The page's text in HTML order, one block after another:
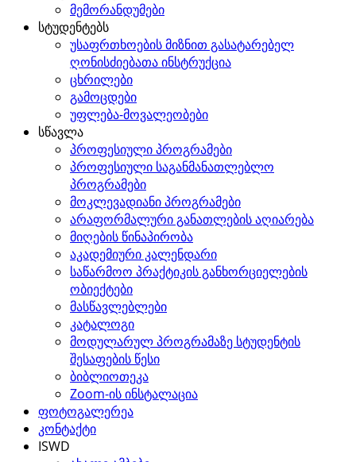
მემორანდუმები
სტუდენტებს
უსაფრთხოების მიზნით გასატარებელ
ღონისძიებათა ინსტრუქცია
ცხრილები
გამოცდები
უფლება-მოვალეობები
სწავლა
პროფესიული პროგრამები
პროფესიული საგანმანათლებლო
პროგრამები
მოკლევადიანი პროგრამები
არაფორმალური განათლების აღიარება
მიღების წინაპირობა
აკადემიური კალენდარი
საწარმოო პრაქტიკის განხორციელების
ობიექტები
მასწავლებლები
კატალოგი
მოდულარულ პროგრამაზე სტუდენტის
შესაფების წესი
ბიბლიოთეკა
Zoom-ის ინსტალაცია
ფოტოგალერეა
კონტაქტი
ISWD